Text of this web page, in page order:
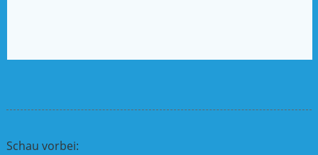
Schau vorbei: